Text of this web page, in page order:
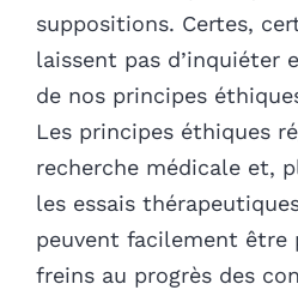
suppositions. Certes,
laissent pas d’inquiéter
de nos principes
Les principes éthiques
recherche médicale et,
les essais
peuvent facilement être
freins au progrès des